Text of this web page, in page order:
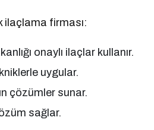
ilaçlama firması:
onaylı ilaçlar kullanır.
uygular.
çözümler sunar.
sağlar.